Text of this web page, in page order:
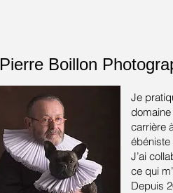
Pierre Boillon
Je
carrière
ébéniste
J’ai
ce qui
Depuis